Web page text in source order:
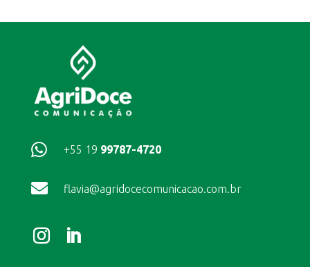
 +55 19 99787-4720
 flavia@agridocecomunicacao.com.br